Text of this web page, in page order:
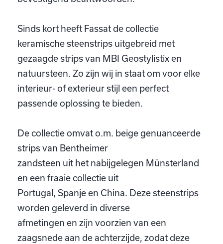
Sinds kort heeft Fassat de collectie
keramische steenstrips uitgebreid met
gezaagde strips van MBI Geostylistix en
natuursteen. Zo zijn wij in staat om voor elke
interieur- of exterieur stijl een perfect
passende oplossing te bieden.
De collectie omvat o.m. beige genuanceerde
strips van Bentheimer
zandsteen uit het nabijgelegen Münsterland
en een fraaie collectie uit
Portugal, Spanje en China. Deze steenstrips
worden geleverd in diverse
afmetingen en zijn voorzien van een
zaagsnede aan de achterzijde, zodat deze